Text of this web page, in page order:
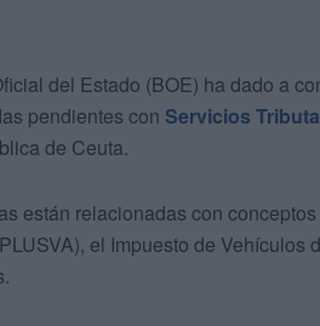
del Estado (BOE) ha dado a
pendientes con Servicios
de Ceuta.
están relacionadas con
el Impuesto de Vehículos